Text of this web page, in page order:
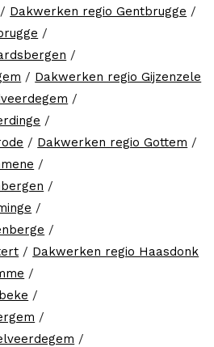
/ Dakwerken regio Gentbrugge /
/
/
/ Dakwerken regio Gijzenzele
/
/
/ Dakwerken regio Gottem /
/
/
/
/
/ Dakwerken regio Haasdonk
/
/
/
/